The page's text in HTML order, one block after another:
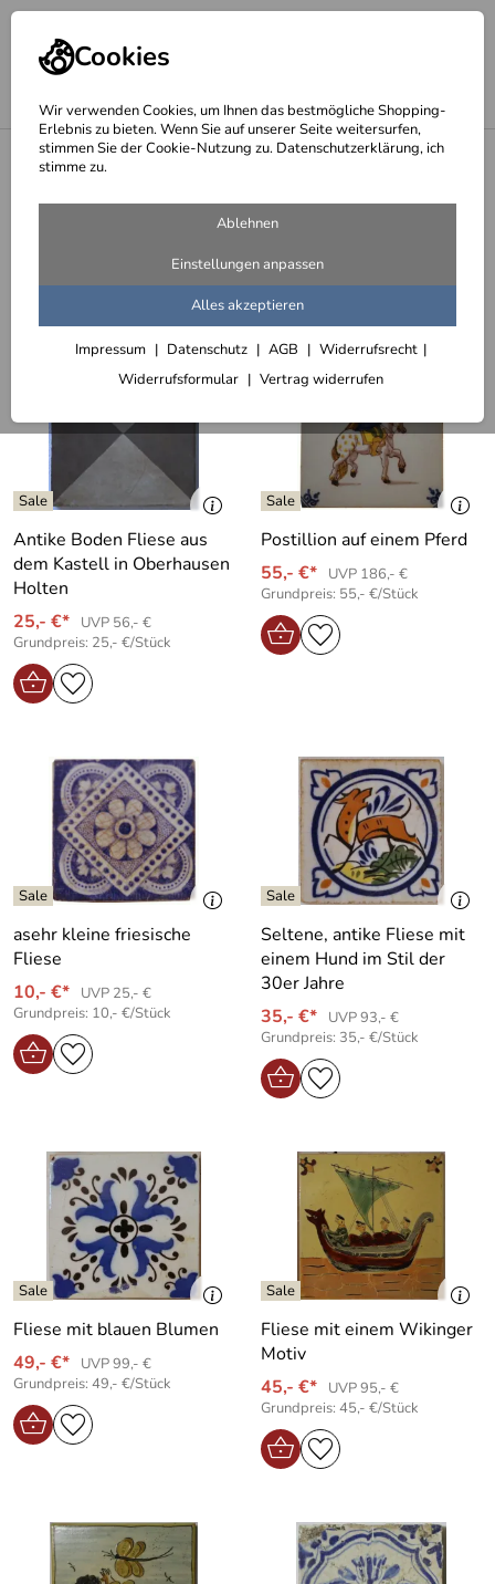
Cookies
Wir verwenden Cookies, um Ihnen das bestmögliche Shopping-
Erlebnis zu bieten. Wenn Sie auf unserer Seite weitersurfen,
stimmen Sie der Cookie-Nutzung zu. Datenschutzerklärung, ich
stimme zu.
Ablehnen
Einstellungen anpassen
Alles akzeptieren
Impressum Datenschutz AGB
Widerrufsrecht
Widerrufsformular
Vertrag widerrufen
Sonderangebote
Fliesen, Kacheln - Top Deal
Filter (3) Sortieren
Antike Boden Fliese aus
dem Kastell in Oberhausen
Holten
25,- €*
UVP 56,- €
Grundpreis: 25,- €/Stück
Postillion auf einem Pferd
55,- €*
UVP 186,- €
Grundpreis: 55,- €/Stück
asehr kleine friesische
Fliese
10,- €*
UVP 25,- €
Grundpreis: 10,- €/Stück
Seltene, antike Fliese mit
einem Hund im Stil der
30er Jahre
35,- €*
UVP 93,- €
Grundpreis: 35,- €/Stück
Fliese mit blauen Blumen
49,- €*
UVP 99,- €
Grundpreis: 49,- €/Stück
Fliese mit einem Wikinger
Motiv
45,- €*
UVP 95,- €
Grundpreis: 45,- €/Stück